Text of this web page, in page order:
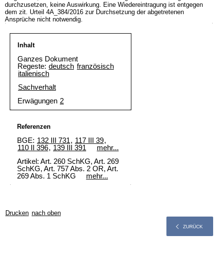
durchzusetzen, keine Auswirkung. Eine Wiedereintragung ist entgegen
dem zit. Urteil 4A_384/2016 zur Durchsetzung der abgetretenen
Ansprüche nicht notwendig.
Inhalt
Ganzes Dokument
Regeste: deutsch französisch
italienisch
Sachverhalt
Erwägungen 2
Referenzen
BGE: 132 III 731, 117 III 39,
110 II 396, 139 III 391
mehr...
Artikel: Art. 260 SchKG, Art. 269
SchKG, Art. 757 Abs. 2 OR, Art.
269 Abs. 1 SchKG
mehr...
Drucken nach oben
ZURÜCK